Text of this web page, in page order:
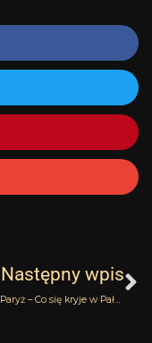
Następny wpis
Pachnący Paryż – Co się kryje w Pałacu Królewskim?